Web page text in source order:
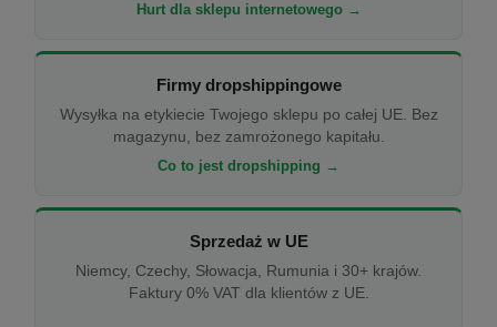
Hurt dla sklepu internetowego →
Firmy dropshippingowe
Wysyłka na etykiecie Twojego sklepu po całej UE. Bez
magazynu, bez zamrożonego kapitału.
Co to jest dropshipping →
Sprzedaż w UE
Niemcy, Czechy, Słowacja, Rumunia i 30+ krajów.
Faktury 0% VAT dla klientów z UE.